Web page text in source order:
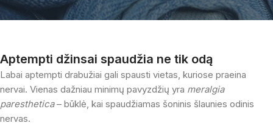
Aptempti džinsai spaudžia ne tik odą
Labai aptempti drabužiai gali spausti vietas, kuriose praeina
nervai. Vienas dažniau minimų pavyzdžių yra meralgia
paresthetica– būklė, kai spaudžiamas šoninis šlaunies odinis
nervas.